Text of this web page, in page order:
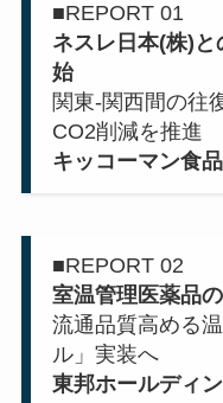
■REPORT 01
ネスレ日本(株)
始
関東-関西間の往
CO2削減を推進
キッコーマン食
■REPORT 02
室温管理医薬品
流通品質高める
ル」実装へ
東邦ホールディ